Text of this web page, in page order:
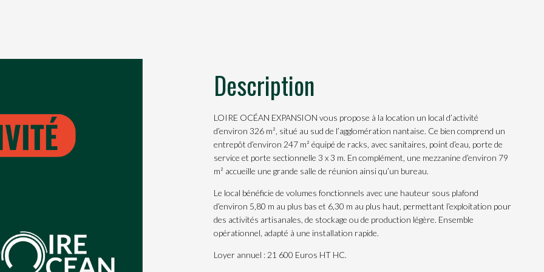
Description
LOIRE OCÉAN EXPANSION vous propose à la location un local d’activité
d’environ 326 m², situé au sud de l’agglomération nantaise. Ce bien comprend un
entrepôt d’environ 247 m² équipé de racks, avec sanitaires, point d’eau, porte de
service et porte sectionnelle 3 x 3 m. En complément, une mezzanine d’environ 79
m² accueille une grande salle de réunion ainsi qu’un bureau.
Le local bénéficie de volumes fonctionnels avec une hauteur sous plafond
d’environ 5,80 m au plus bas et 6,30 m au plus haut, permettant l’exploitation pour
des activités artisanales, de stockage ou de production légère. Ensemble
opérationnel, adapté à une installation rapide.
Loyer annuel : 21 600 Euros HT HC.